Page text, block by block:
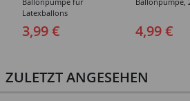
Latexballons
3,99 € 4,99 €
ZULETZT ANGESEHEN